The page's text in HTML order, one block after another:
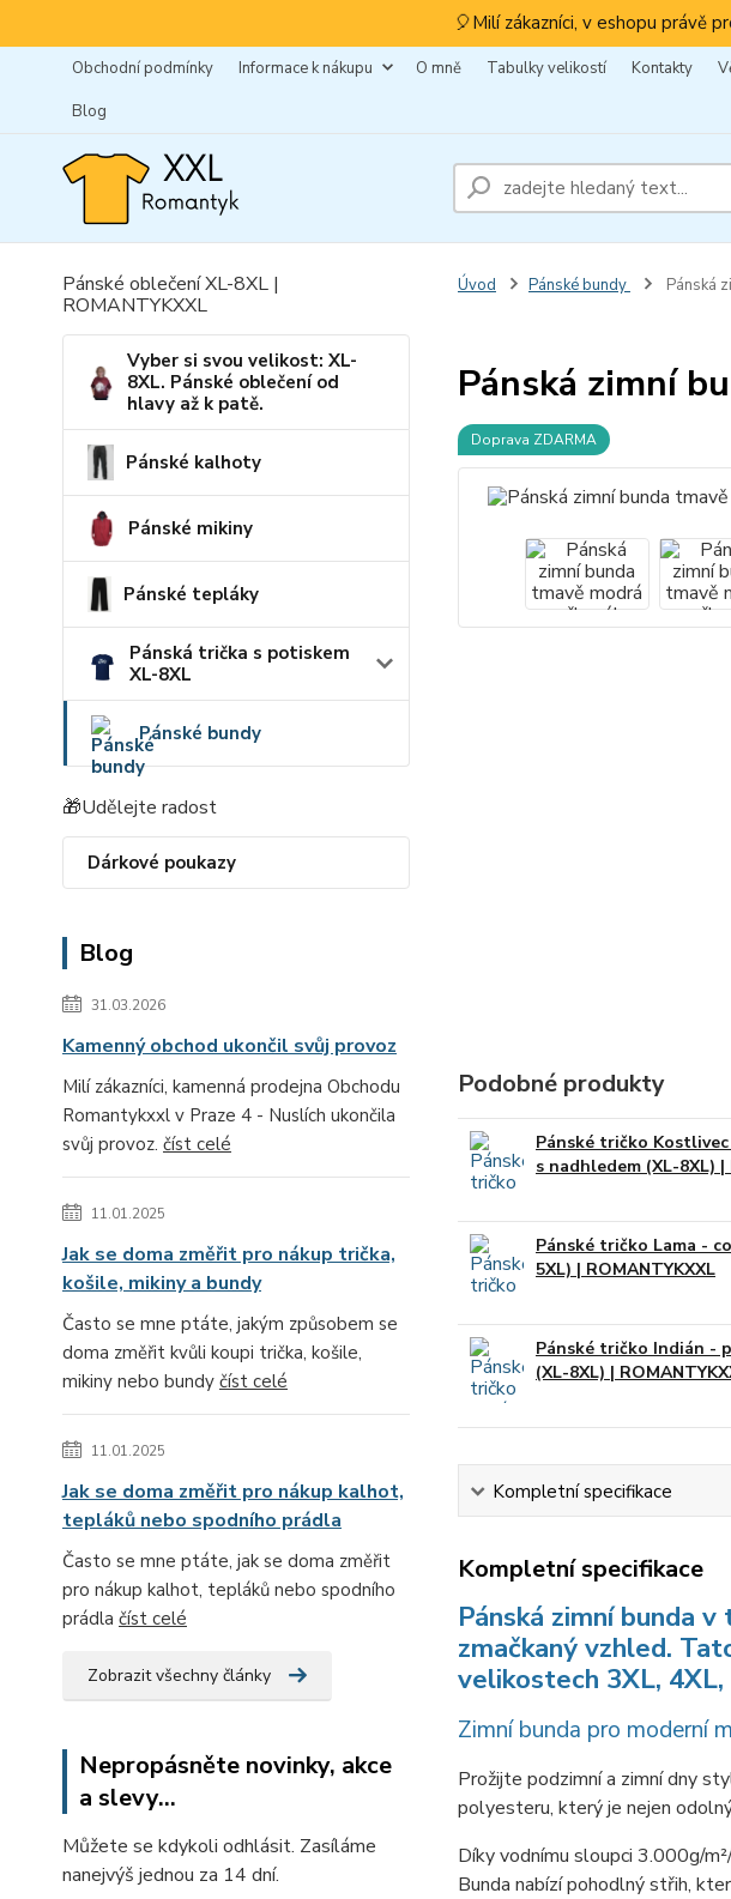
🎈Milí zákazníci, v eshopu právě
Obchodní podmínky Informace k nákupu O mně Tabulky velikostí Kontakty
Blog
Pánské oblečení XL-8XL |
ROMANTYKXXL
Vyber si svou velikost: XL-
8XL. Pánské oblečení od
hlavy až k patě.
Pánské kalhoty
Pánské mikiny
Pánské tepláky
Pánská trička s potiskem
XL-8XL
Pánské bundy
🎁Udělejte radost
Dárkové poukazy
Blog
31.03.2026
Kamenný obchod ukončil svůj provoz
Milí zákazníci, kamenná prodejna Obchodu
Romantykxxl v Praze 4 - Nuslích ukončila
svůj provoz. číst celé
11.01.2025
Jak se doma změřit pro nákup trička,
košile, mikiny a bundy
Často se mne ptáte, jakým způsobem se
doma změřit kvůli koupi trička, košile,
mikiny nebo bundy číst celé
11.01.2025
Jak se doma změřit pro nákup kalhot,
tepláků nebo spodního prádla
Často se mne ptáte, jak se doma změřit
pro nákup kalhot, tepláků nebo spodního
prádla číst celé
Zobrazit všechny články
Nepropásněte novinky, akce
a slevy...
Můžete se kdykoli odhlásit. Zasíláme
nanejvýš jednou za 14 dní.
Úvod Pánské bundy Pánská
Pánská zimní
Doprava ZDARMA
Podobné produkty
Pánské tričko
s nadhledem (XL-8XL) |
Pánské tričko Lama -
5XL) | ROMANTYKXXL
Pánské tričko Indián -
(XL-8XL) |
Kompletní specifikace
Kompletní specifikace
Pánská zimní bunda
zmačkaný vzhled.
velikostech 3XL, 4XL,
Zimní bunda pro moderní
Prožijte podzimní a zimní dny
polyesteru, který je nejen
Díky vodnímu sloupci 3.000g/
Bunda nabízí pohodlný střih,